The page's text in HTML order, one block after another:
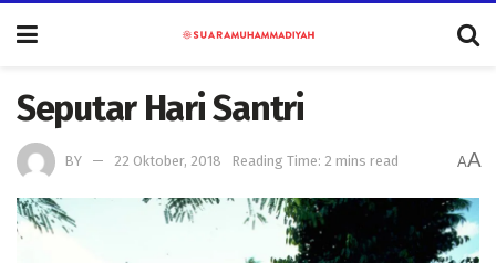
Seputar Hari Santri
BY 22 Oktober, 2018 Reading Time: 2 mins read AA